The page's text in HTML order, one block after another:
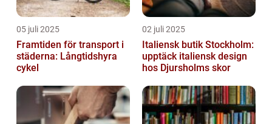
05 juli 2025
Framtiden för transport i
städerna: Långtidshyra
cykel
02 juli 2025
Italiensk butik Stockholm:
upptäck italiensk design
hos Djursholms skor